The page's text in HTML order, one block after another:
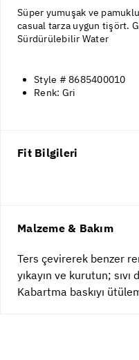
Süper yumuşak ve
casual tarza uygun tişört.
Sürdürülebilir Water
Style # 8685400010
Renk: Gri
Fit Bilgileri
Malzeme & Bakım
Ters çevirerek benzer
yıkayın ve kurutun;
Kabartma baskıyı